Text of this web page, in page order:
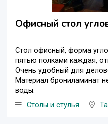
Офисный стол
Стол офисный, форма
пятью полками каждая,
Очень удобный для
Материал брониламинат
воды.
Столы и стулья